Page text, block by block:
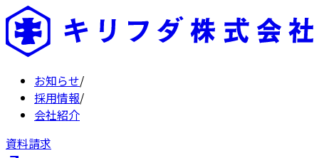
お知らせ/
採用情報/
会社紹介
資料請求